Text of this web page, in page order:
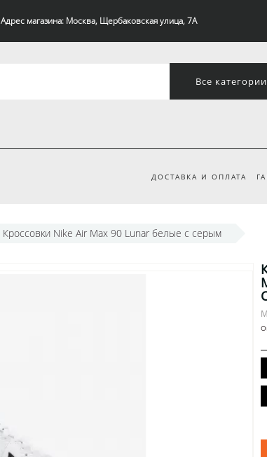
Адрес магазина: Москва, Щербаковская улица, 7А
Все категории
ДОСТАВКА И ОПЛАТА
Кроссовки Nike Air Max 90 Lunar белые с серым